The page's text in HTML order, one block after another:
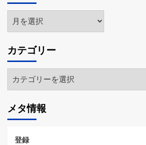
ア
ー
イ
ブ
カテゴリー
テ
リ
ー
メタ情報
登録